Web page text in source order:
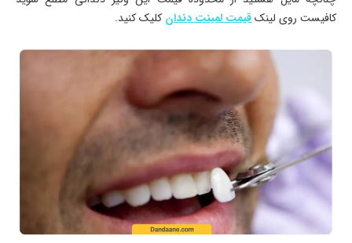
کافیست روی لینکقیمت لمینت دندان کلیک کنید.